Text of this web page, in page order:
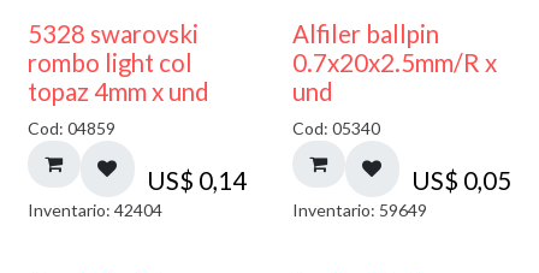
5328 swarovski
rombo light col
topaz 4mm x und
Cod: 04859
US$ 0,14
Inventario: 42404
Alfiler ballpin
0.7x20x2.5mm/R x
und
Cod: 05340
US$ 0,05
Inventario: 59649